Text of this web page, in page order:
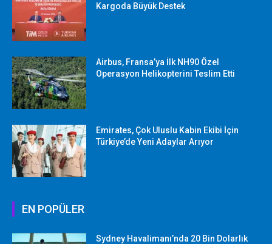
Kargoda Büyük Destek
Airbus, Fransa’ya İlk NH90 Özel
Operasyon Helikopterini Teslim Etti
Emirates, Çok Uluslu Kabin Ekibi İçin
Türkiye’de Yeni Adaylar Arıyor
EN POPÜLER
Sydney Havalimanı’nda 20 Bin Dolarlık